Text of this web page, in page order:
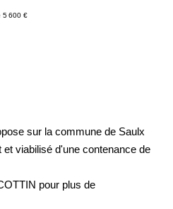
5 600 €
sur la commune de Saulx
viabilisé d'une contenance de
pour plus de